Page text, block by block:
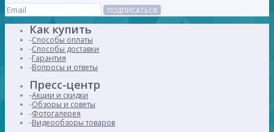
ПОДПИСАТЬСЯ
Как купить
Способы оплаты
Способы доставки
Гарантия
Вопросы и ответы
Пресс-центр
Акции и скидки
Обзоры и советы
Фотогалерея
Видеообзоры товаров